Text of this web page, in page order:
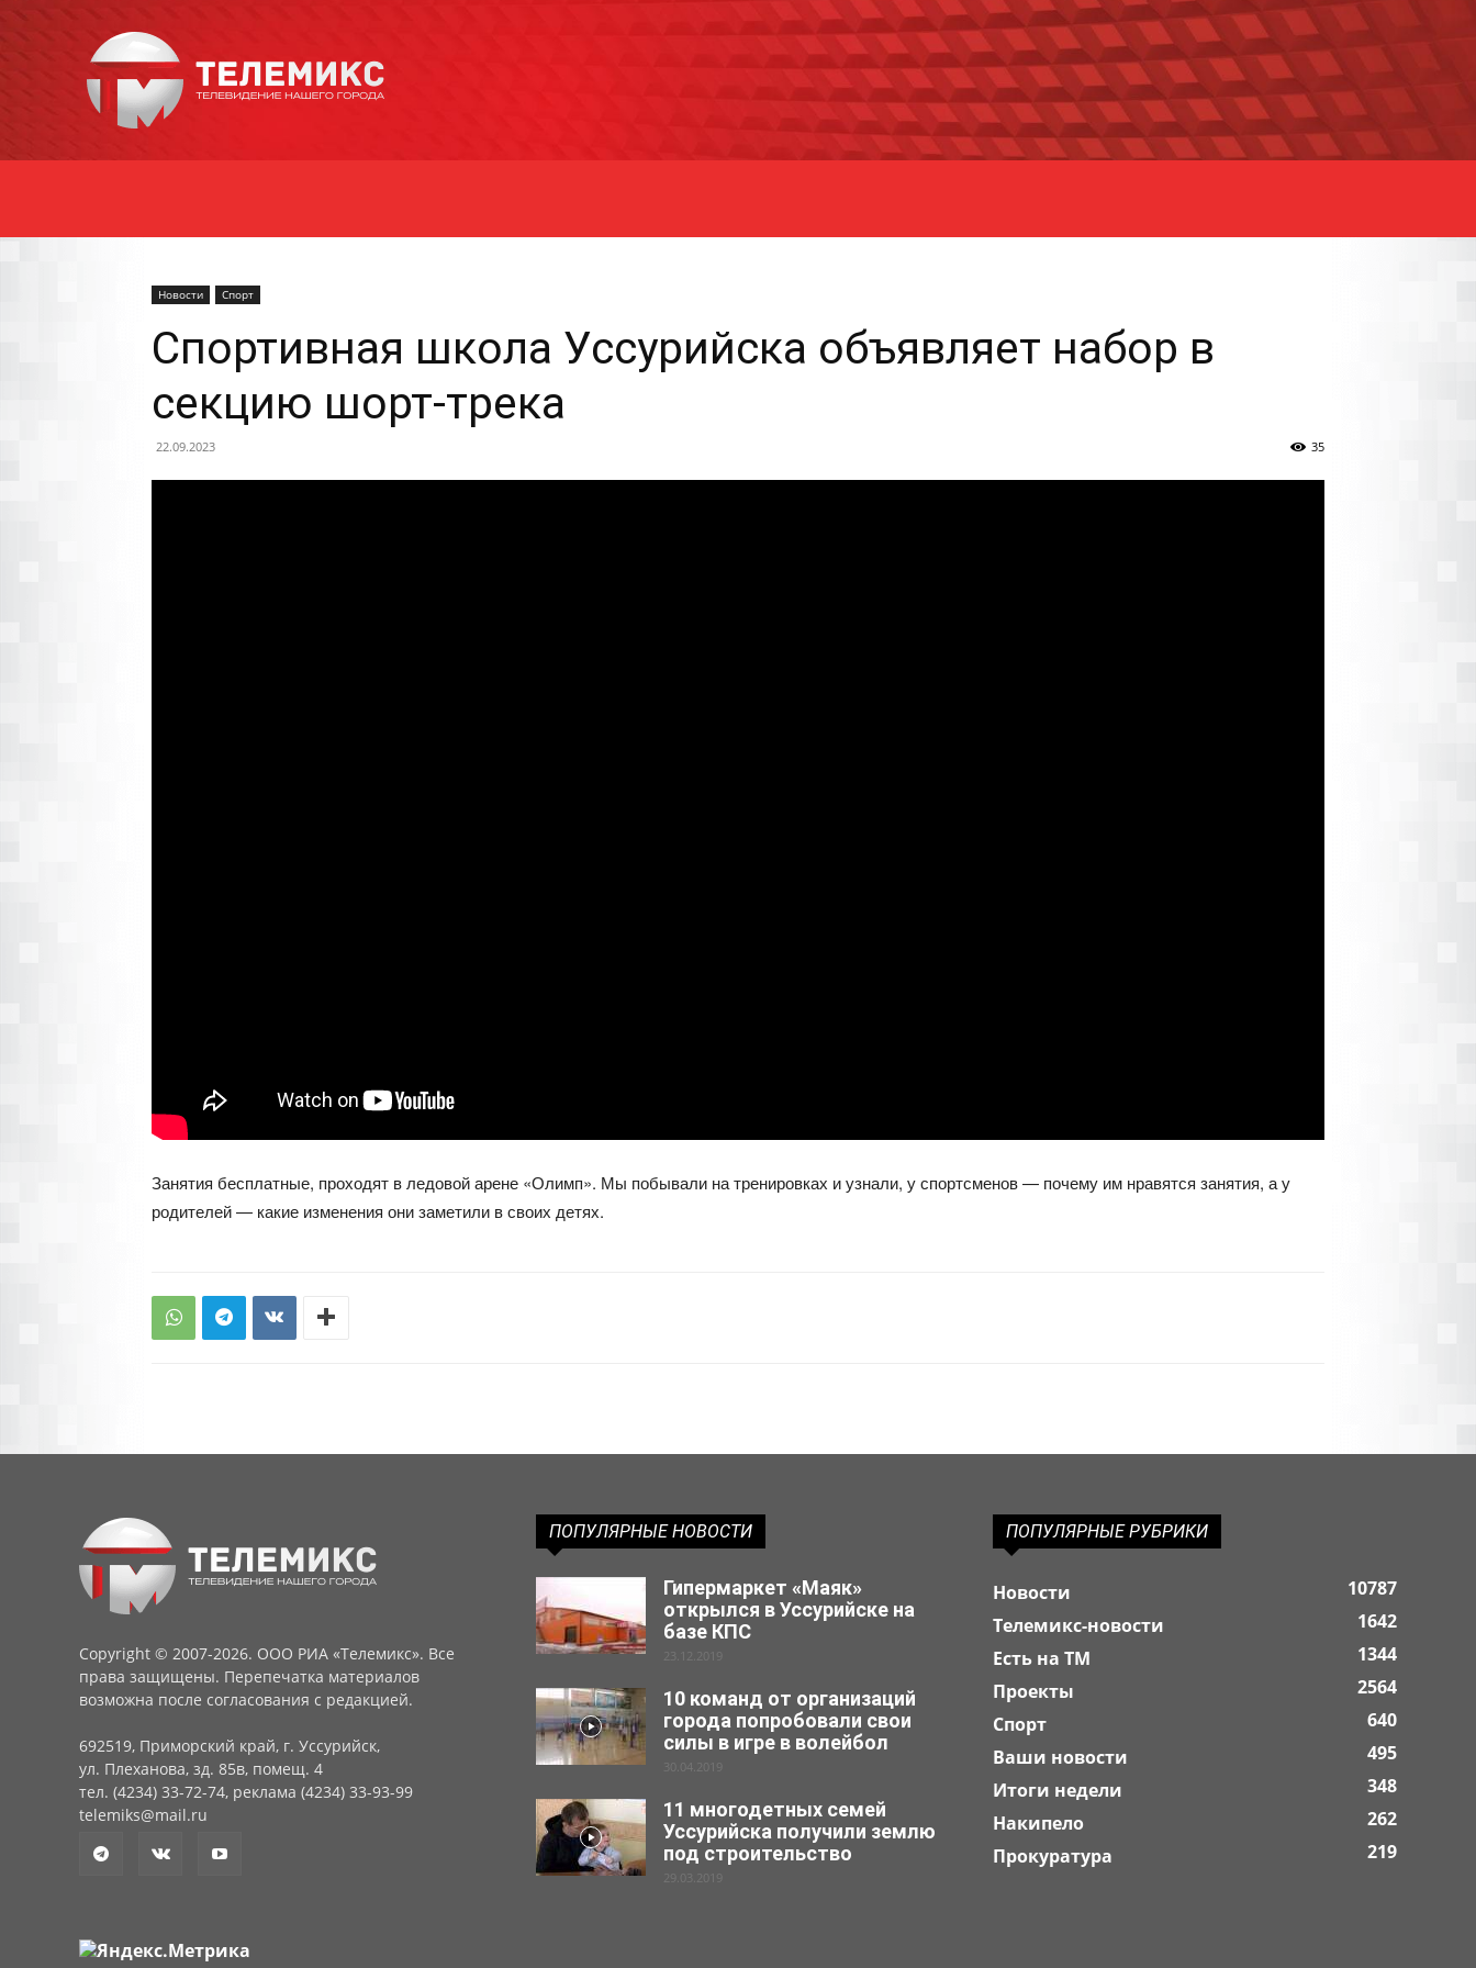
Уссурийска
Новости Спорт
Спортивная школа Уссурийска объявляет набор в
секцию шорт-трека
22.09.2023 35
Занятия бесплатные, проходят в ледовой арене «Олимп». Мы побывали на тренировках и узнали, у спортсменов — почему им нравятся занятия, а у
родителей — какие изменения они заметили в своих детях.
Copyright © 2007-2026. ООО РИА «Телемикс». Все
права защищены. Перепечатка материалов
возможна после согласования с редакцией.
692519, Приморский край, г. Уссурийск,
ул. Плеханова, зд. 85в, помещ. 4
тел. (4234) 33-72-74, реклама (4234) 33-93-99
telemiks@mail.ru
ПОПУЛЯРНЫЕ НОВОСТИ
Гипермаркет «Маяк»
открылся в Уссурийске на
базе КПС
23.12.2019
10 команд от организаций
города попробовали свои
силы в игре в волейбол
30.04.2019
11 многодетных семей
Уссурийска получили землю
под строительство
29.03.2019
ПОПУЛЯРНЫЕ РУБРИКИ
Новости
10787
Телемикс-новости
1642
Есть на ТМ
1344
Проекты
2564
Спорт
640
Ваши новости
495
Итоги недели
348
Накипело
262
Прокуратура
219